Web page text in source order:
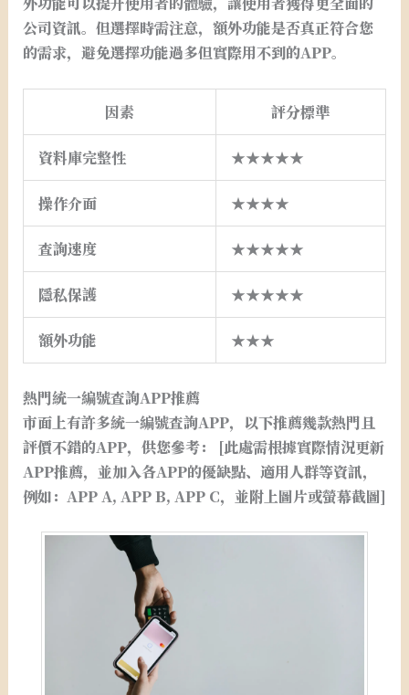
公司資訊。但選擇時需注意，額外功能是否真正符合您
的需求，避免選擇功能過多但實際用不到的APP。
因素 評分標準
資料庫完整性 ★★★★★
操作介面 ★★★★
查詢速度 ★★★★★
隱私保護 ★★★★★
額外功能 ★★★
熱門統一編號查詢APP推薦
市面上有許多統一編號查詢APP，以下推薦幾款熱門且
評價不錯的APP，供您參考： [此處需根據實際情況更新
APP推薦，並加入各APP的優缺點、適用人群等資訊，
例如：APP A, APP B, APP C，並附上圖片或螢幕截圖]